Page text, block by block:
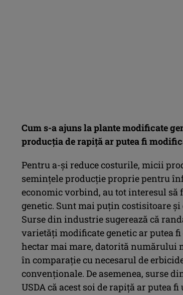
Cum s-a ajuns la plante modificate
producția de rapiță ar putea fi
Pentru a-și reduce costurile, micii
semințele producție proprie pentru
economic vorbind, au tot interesul să
genetic. Sunt mai puțin costisitoare
Surse din industrie sugerează că
varietăți modificate genetic ar putea
hectar mai mare, datorită numărului
în comparație cu necesarul de
convenționale. De asemenea, surse
USDA că acest soi de rapiță ar putea